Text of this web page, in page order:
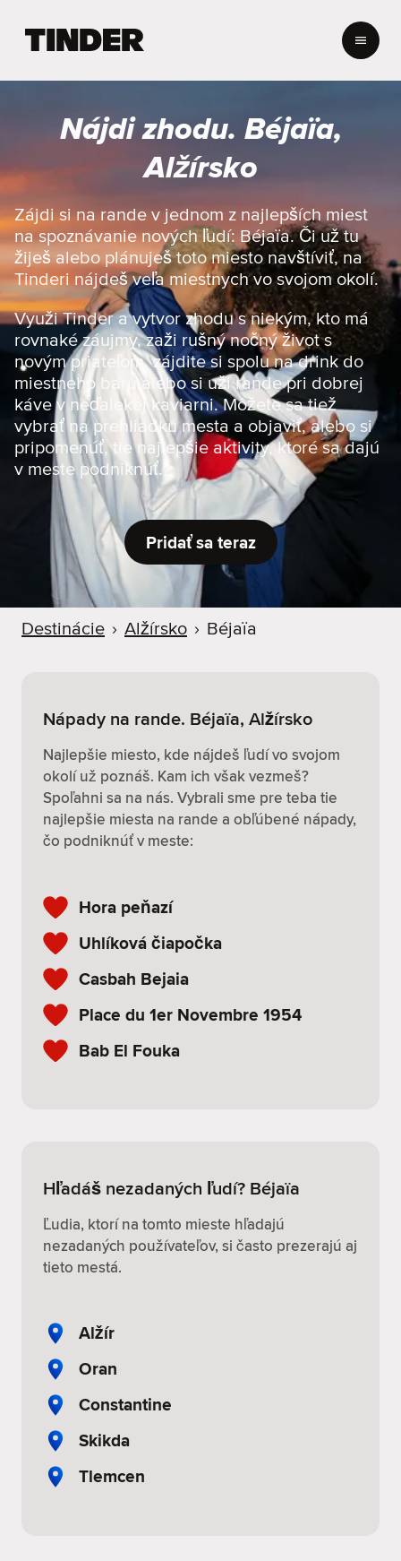
s
á
b
a
z
o
v
k
a
T
n
d
e
r
Nájdi zhodu. Béjaïa,
Alžírsko
Zájdi si na rande v jednom z najlepších miest
na spoznávanie nových ľudí: Béjaïa. Či už tu
žiješ alebo plánuješ toto miesto navštíviť, na
Tinderi nájdeš veľa miestnych vo svojom okolí.
Využi Tinder a vytvor zhodu s niekým, kto má
rovnaké záujmy, zaži rušný nočný život s
novým priateľom, zájdite si spolu na drink do
miestneho baru alebo si uži rande pri dobrej
káve v neďalekej kaviarni. Môžete sa tiež
vybrať na prehliadku mesta a objaviť, alebo si
pripomenúť, tie najlepšie aktivity, ktoré sa dajú
v meste podniknúť.
Pridať sa teraz
Destinácie › Alžírsko › Béjaïa
Nápady na rande. Béjaïa, Alžírsko
Najlepšie miesto, kde nájdeš ľudí vo svojom
okolí už poznáš. Kam ich však vezmeš?
Spoľahni sa na nás. Vybrali sme pre teba tie
najlepšie miesta na rande a obľúbené nápady,
čo podniknúť v meste:
Hora peňazí
Uhlíková čiapočka
Casbah Bejaia
Place du 1er Novembre 1954
Bab El Fouka
Hľadáš nezadaných ľudí? Béjaïa
Ľudia, ktorí na tomto mieste hľadajú
nezadaných používateľov, si často prezerajú aj
tieto mestá.
Alžír
Oran
Constantine
Skikda
Tlemcen